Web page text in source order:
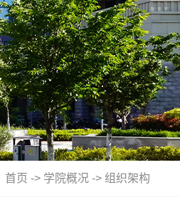
首页 -> 学院概况 -> 组织架构